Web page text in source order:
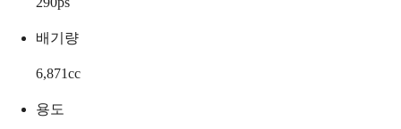
배기량
6,871cc
용도